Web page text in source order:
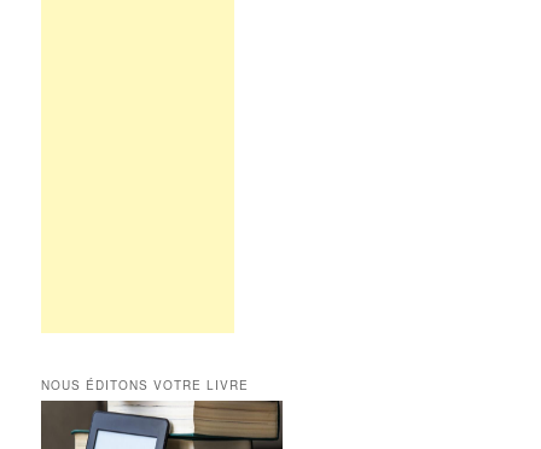
NOUS ÉDITONS VOTRE LIVRE